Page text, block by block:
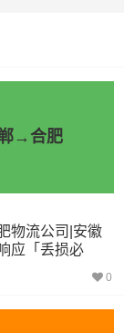
4.2×2.4×2.5
5.2×2.4×2.6
→合肥
物流公司|安徽
应「丢损必
0